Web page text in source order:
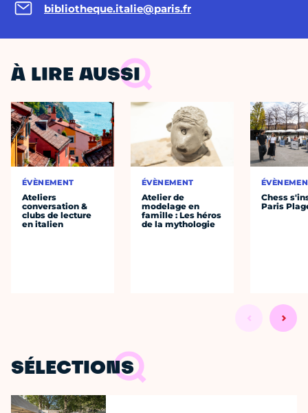
bibliotheque.italie@paris.fr
À LIRE AUSSI
ÉVÈNEMENT
Ateliers
conversation &
clubs de lecture
en italien
ÉVÈNEMENT
Atelier de
modelage en
famille : Les héros
de la mythologie
Chess
Paris
SÉLECTIONS